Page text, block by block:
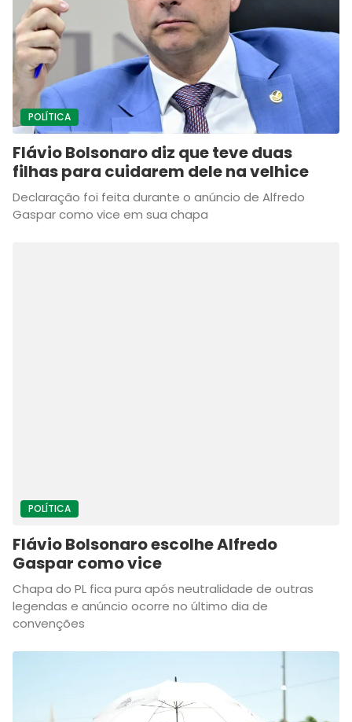
POLÍTICA
Flávio Bolsonaro diz que teve duas
filhas para cuidarem dele na velhice
Declaração foi feita durante o anúncio de Alfredo
Gaspar como vice em sua chapa
POLÍTICA
Flávio Bolsonaro escolhe Alfredo
Gaspar como vice
Chapa do PL fica pura após neutralidade de outras
legendas e anúncio ocorre no último dia de
convenções